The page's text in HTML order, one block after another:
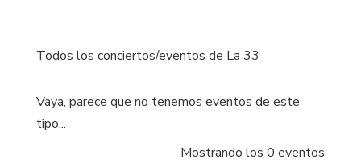
Todos los conciertos/eventos de La 33
Vaya, parece que no tenemos eventos de este
tipo...
Mostrando los 0 eventos